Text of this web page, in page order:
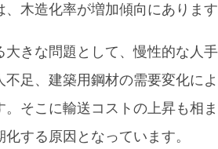
、木造化率が増加傾向にありま
大きな問題として、慢性的な人
不足、建築用鋼材の需要変化に
。そこに輸送コストの上昇も相
する原因となっています。